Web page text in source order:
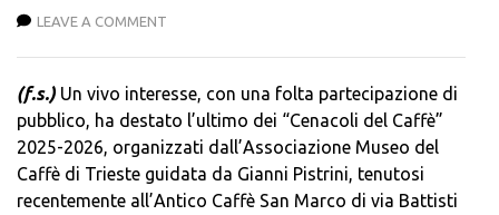
LEAVE A COMMENT
(f.s.) Un vivo interesse, con una folta partecipazione di
pubblico, ha destato l’ultimo dei “Cenacoli del Caffè”
2025-2026, organizzati dall’Associazione Museo del
Caffè di Trieste guidata da Gianni Pistrini, tenutosi
recentemente all’Antico Caffè San Marco di via Battisti